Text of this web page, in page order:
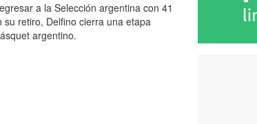
a la Selección argentina con 41
retiro, Delfino cierra una etapa
argentino.